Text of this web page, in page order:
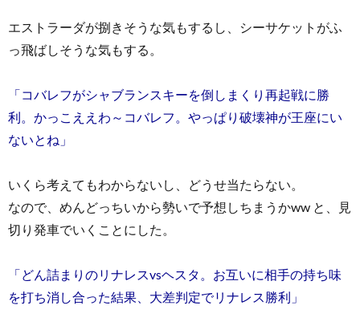
エストラーダが捌きそうな気もするし、シーサケットがふ
っ飛ばしそうな気もする。
「コバレフがシャブランスキーを倒しまくり再起戦に勝
利。かっこええわ～コバレフ。やっぱり破壊神が王座にい
ないとね」
いくら考えてもわからないし、どうせ当たらない。
なので、めんどっちいから勢いで予想しちまうかww と、見
切り発車でいくことにした。
「どん詰まりのリナレスvsヘスタ。お互いに相手の持ち味
を打ち消し合った結果、大差判定でリナレス勝利」